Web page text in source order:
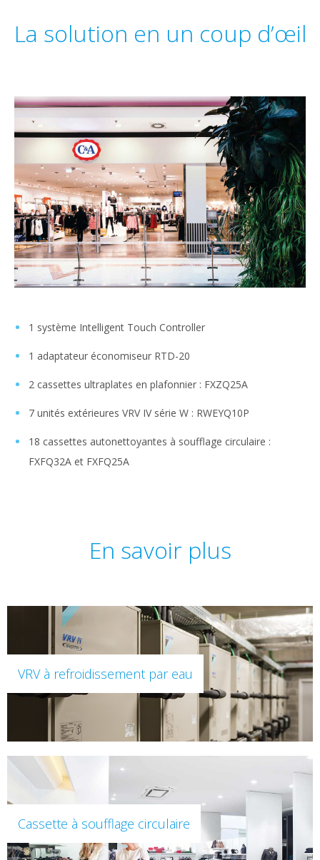
La solution en un coup d’œil
1 système Intelligent Touch Controller
1 adaptateur économiseur RTD-20
2 cassettes ultraplates en plafonnier : FXZQ25A
7 unités extérieures VRV IV série W : RWEYQ10P
18 cassettes autonettoyantes à soufflage circulaire :
FXFQ32A et FXFQ25A
En savoir plus
VRV à refroidissement par eau
Cassette à soufflage circulaire